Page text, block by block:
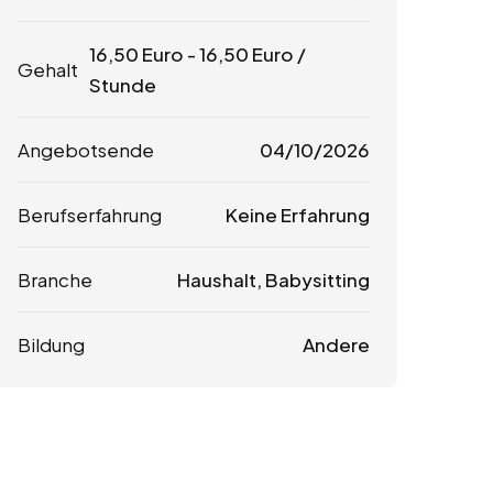
Gehalt
16,50 Euro -16,50 Euro /
Stunde
Angebotsende 04/10/2026
Berufserfahrung Keine Erfahrung
Branche Haushalt, Babysitting
Bildung Andere